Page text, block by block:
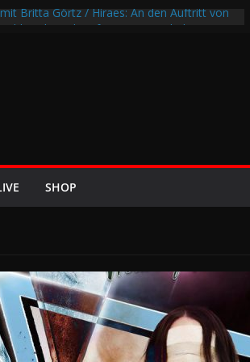
Britta Görtz / Hiraes: An den Auftritt von
Rockfestival 2026 lädt vom bis 22.
ins Wikingerland Haddeby
im Sommer 2026 mit den Nightwish
die europäischen Bühnen
2026 u.a. mit Helloween, In Flames,
und Eisbrecher
SHOP